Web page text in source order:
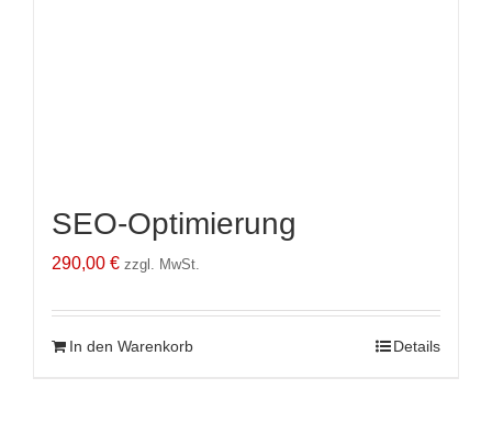
SEO-Optimierung
290,00 € zzgl. MwSt.
In den Warenkorb Details